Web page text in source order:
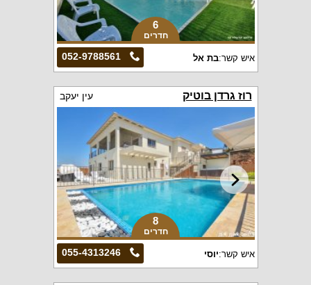
6
חדרים
052-9788561 איש קשר:בת אל
רוז גרדן בוטיק עין יעקב
8
חדרים
055-4313246 איש קשר:יוסי